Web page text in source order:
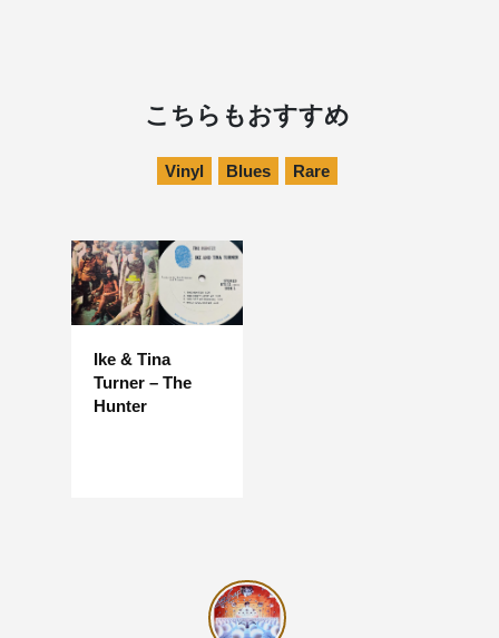
こちらもおすすめ
Vinyl Blues Rare
Ike & Tina
Turner – The
Hunter